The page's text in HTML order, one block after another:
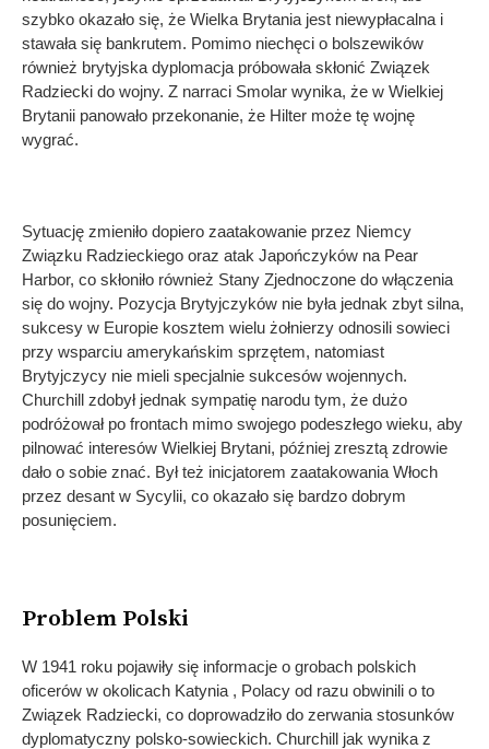
szybko okazało się, że Wielka Brytania jest niewypłacalna i
stawała się bankrutem. Pomimo niechęci o bolszewików
również brytyjska dyplomacja próbowała skłonić Związek
Radziecki do wojny. Z narraci Smolar wynika, że w Wielkiej
Brytanii panowało przekonanie, że Hilter może tę wojnę
wygrać.
Sytuację zmieniło dopiero zaatakowanie przez Niemcy
Związku Radzieckiego oraz atak Japończyków na Pear
Harbor, co skłoniło również Stany Zjednoczone do włączenia
się do wojny. Pozycja Brytyjczyków nie była jednak zbyt silna,
sukcesy w Europie kosztem wielu żołnierzy odnosili sowieci
przy wsparciu amerykańskim sprzętem, natomiast
Brytyjczycy nie mieli specjalnie sukcesów wojennych.
Churchill zdobył jednak sympatię narodu tym, że dużo
podróżował po frontach mimo swojego podeszłego wieku, aby
pilnować interesów Wielkiej Brytani, później zresztą zdrowie
dało o sobie znać. Był też inicjatorem zaatakowania Włoch
przez desant w Sycylii, co okazało się bardzo dobrym
posunięciem.
Problem Polski
W 1941 roku pojawiły się informacje o grobach polskich
oficerów w okolicach Katynia , Polacy od razu obwinili o to
Związek Radziecki, co doprowadziło do zerwania stosunków
dyplomatyczny polsko-sowieckich. Churchill jak wynika z